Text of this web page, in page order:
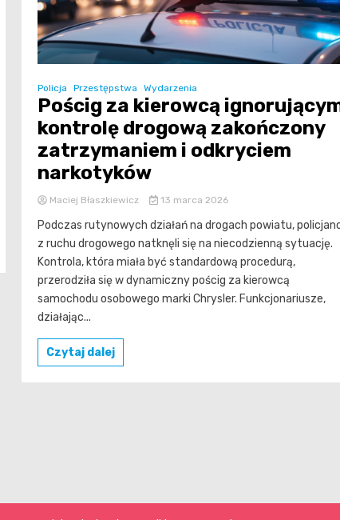
Policja Przestępstwa Wydarzenia
Pościg za kierowcą
kontrolę drogową zakończony
zatrzymaniem i odkryciem
narkotyków
Maciej Błaszkiewicz 13 marca 2026
Podczas rutynowych działań na drogach powiatu,
z ruchu drogowego natknęli się na niecodzienną sytuację.
Kontrola, która miała być standardową procedurą,
przerodziła się w dynamiczny pościg za kierowcą
samochodu osobowego marki Chrysler. Funkcjonariusze,
działając...
Czytaj dalej